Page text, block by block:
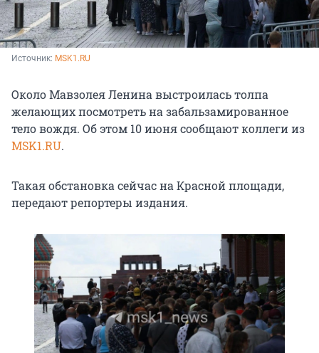
Источник: MSK1.RU
Около Мавзолея Ленина выстроилась толпа
желающих посмотреть на забальзамированное
тело вождя. Об этом 10 июня сообщают коллеги из
MSK1.RU.
Такая обстановка сейчас на Красной площади,
передают репортеры издания.